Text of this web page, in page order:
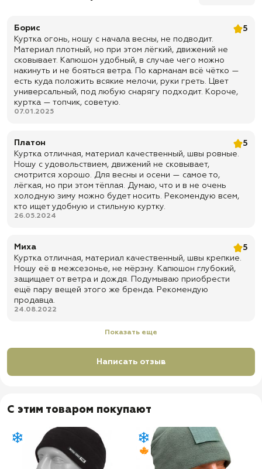
✅ Резинка из трикотажа на вороте, поясе и манжетах надежно
защищает от ветра
✅ 2 потайных кармана на молнии имеют большие размеры,
расположены от груди до пояса с обеих сторон куртки, внутри
них по 2 отделениявыполненных из сетки
✅ На плече расположен карман с молнией, внутри него имеется
4 небольших отделения предназначенных под хранение
маленьких предметов ( ручка, зажигалка, грим для камуфляжа)
✅ 4 кармана на талии, по два на каждой стороне
✅ Доставка по всей России
✅ Быстрая отправка
Борис
5
Куртка огонь, ношу с начала весны, не подводит.
Материал плотный, но при этом лёгкий, движений не
сковывает. Капюшон удобный, в случае чего можно
накинуть и не бояться ветра. По карманам всё чётко —
есть куда положить всякие мелочи, руки греть. Цвет
универсальный, под любую снарягу подходит. Короче,
куртка — топчик, советую.
07.01.2025
Платон
5
Куртка отличная, материал качественный, швы ровные.
Ношу с удовольствием, движений не сковывает,
смотрится хорошо. Для весны и осени — самое то,
лёгкая, но при этом тёплая. Думаю, что и в не очень
холодную зиму можно будет носить. Рекомендую всем,
кто ищет удобную и стильную куртку.
26.05.2024
Миха
5
Куртка отличная, материал качественный, швы крепкие.
Ношу её в межсезонье, не мёрзну. Капюшон глубокий,
защищает от ветра и дождя. Подумываю приобрести
ещё пару вещей этого же бренда. Рекомендую
продавца.
24.08.2022
Показать еще
Написать отзыв
С этим товаром покупают